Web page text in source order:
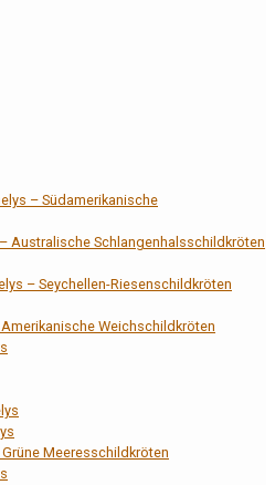
– Südamerikanische
Australische Schlangenhalsschildkröten
– Seychellen-Riesenschildkröten
Weichschildkröten
Meeresschildkröten